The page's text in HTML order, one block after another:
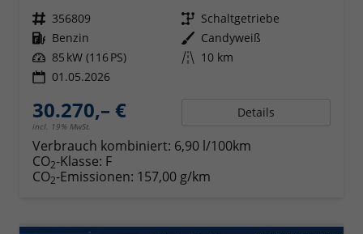
Fahrzeugnr. 356809 Getriebe Schaltgetriebe
Kraftstoff Benzin Außenfarbe Candyweiß
Leistung 85 kW (116 PS) Kilometerstand 10 km
01.05.2026
30.270,– €
incl. 19% MwSt.
Details
Verbrauch kombiniert: 6,90 l/100km
CO2-Klasse: F
CO2-Emissionen: 157,00 g/km